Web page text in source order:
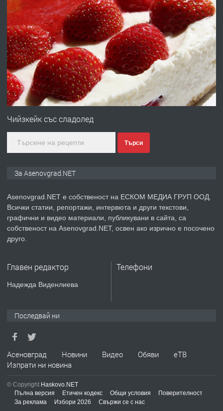
преди 10 месеца
ПРЕДЛАГА
Професионална броячна машина -
със сертификат от ЕЦБ
преди 1 година
ПРЕДЛАГА
Професионална зеленчукорезачка
преди 2 години
ПРЕДЛАГА
Давам индивидуалани уроци по
ремонт на покриви
ПРЕДЛАГА
Пликове - СКОРПИОПЛАСТ
Чийзкейк със сладолед
Търси
За Asenovgrad.NET
Asenovgrad.NET е собственост на ЕСКОМ МЕДИА ГРУП ООД.
Всички статии, репортажи, интервюта и други текстови,
графични и видео материали, публикувани в сайта, са
собственост на Asenovgrad.NET, освен ако изрично е посочено
друго.
Главен редактор
Надежда Виденлиева
Телефони
Последвай ни
Асеновград Новини Видео Обяви
еТВ
Изпрати ни новина
© Copyright Haskovo.NET
Пълна версия
Етичен кодекс Общи условия
Поверителност
За реклама
Избори 2026 Свържи се с нас